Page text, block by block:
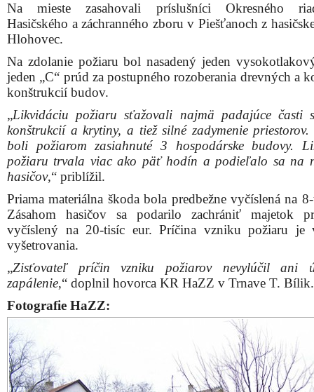
Na mieste zasahovali príslušníci Okresného
Hasičského a záchranného zboru v Piešťanoch z
Hlohovec.
Na zdolanie požiaru bol nasadený jeden
jeden „C“ prúd za postupného rozoberania drevných a
konštrukcií budov.
„Likvidáciu požiaru sťažovali najmä padajúce časti
konštrukcií a krytiny, a tiež silné zadymenie priestorov.
boli požiarom zasiahnuté 3 hospodárske budovy.
požiaru trvala viac ako päť hodín a podieľalo sa na
hasičov,“ priblížil.
Priama materiálna škoda bola predbežne vyčíslená na
Zásahom hasičov sa podarilo zachrániť majetok
vyčíslený na 20-tisíc eur. Príčina vzniku požiaru je
vyšetrovania.
„Zisťovateľ príčin vzniku požiarov nevylúčil ani
zapálenie,“ doplnil hovorca KR HaZZ v Trnave T. Bílik.
Fotografie HaZZ: